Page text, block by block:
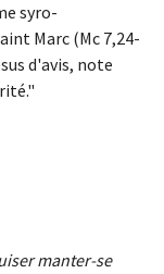
syro-
Marc (Mc 7,24-
d'avis, note
manter-se